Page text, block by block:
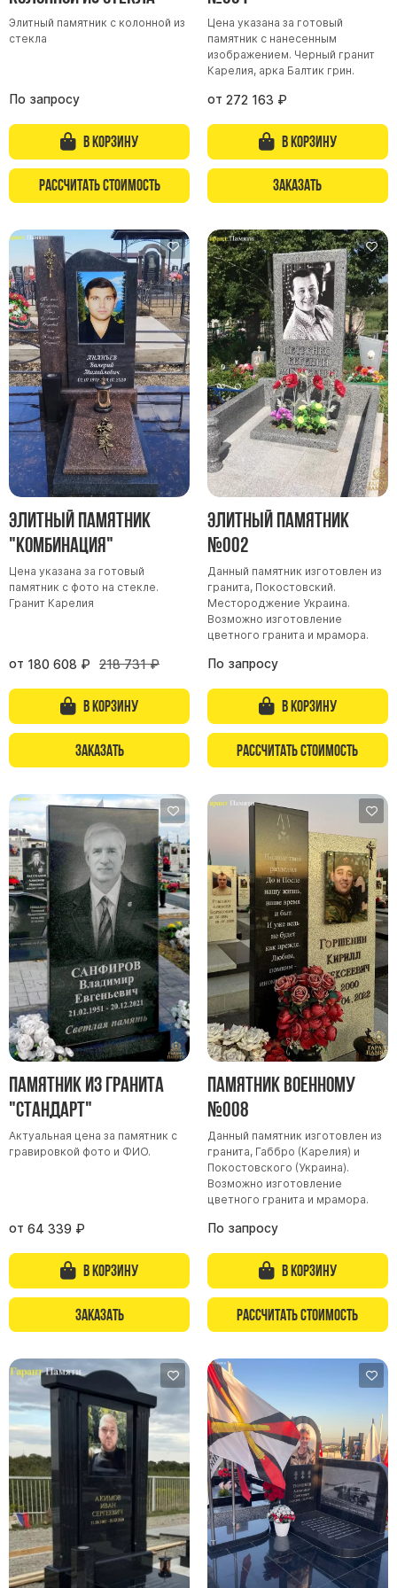
Памятники из гранита Возрождение
Памятники из гранита Гранатовый Амфиболит
Памятники из гранита Сюскюянсаари
Памятники из гранита Балтик Грин
Памятники из гранита Покостовский
Памятники из гранита Лезниковский
Памятники из гранита Мансуровский
Памятники из гранита Токовский
Памятники из гранита Капустинский
Арочные памятники
Памятники Крест
Памятники военным
Часовни из белого мрамора и гранита
Скульптуры, барельефы и бюсты из бронзы
Колумбарий
Недорогие памятники
Памятники с фотокерамикой
Памятники животным
Памятники младенцу
Памятники двойные
Памятники женщине
Памятники маме
Памятники мужчине
Памятники мужу
Памятники отцу
Памятники парню
Памятники сыну
Памятники вертикальные
Памятники врачу
Памятники горизонтальные
Памятники индивидуальные
Памятники классические
Памятники книга
Памятники красивые
Памятники Православные
Памятники прямоугольные
Памятники с воздушным креcтом
Памятники с колоннами
Памятники со свечей
Памятники в виде дерева
Памятники в форме волны
Хачкары
Памятники ростовые
Памятники в форме скалы
Памятник Родителям
Флагштоки
Мемориальные доски
Элитный памятник с колонной из
стекла
По запросу
В корзину
Рассчитать стоимость
Цена указана за готовый
памятник с нанесенным
изображением. Черный гранит
Карелия, арка Балтик грин.
от 272 163 ₽
В корзину
Заказать
Элитный памятник
"Комбинация"
Цена указана за готовый
памятник с фото на стекле.
Гранит Карелия
от 180 608 ₽ 218 731 ₽
В корзину
Заказать
Элитный памятник
№002
Данный памятник изготовлен из
гранита, Покостовский.
Местороджение Украина.
Возможно изготовление
цветного гранита и мрамора.
По запросу
В корзину
Рассчитать стоимость
Памятник из гранита
"Стандарт"
Актуальная цена за памятник с
гравировкой фото и ФИО.
от 64 339 ₽
В корзину
Заказать
Памятник военному
№008
Данный памятник изготовлен из
гранита, Габбро (Карелия) и
Покостовского (Украина).
Возможно изготовление
цветного гранита и мрамора.
По запросу
В корзину
Рассчитать стоимость